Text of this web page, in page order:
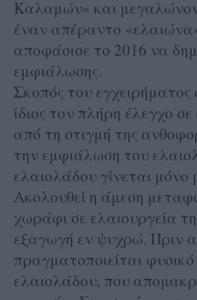
Καλαμών» και
έναν απέραντο
αποφάσισε το 2016 να
εμφιάλωσης.
Σκοπός του εγχειρήματος
ίδιος τον πλήρη έλεγχο
από τη στιγμή της
την εμφιάλωση του
ελαιολάδου γίνεται μόνο
Ακολουθεί η άμεση
χωράφι σε ελαιουργεία
εξαγωγή εν ψυχρώ. Πριν
πραγματοποιείται
ελαιολάδου, που